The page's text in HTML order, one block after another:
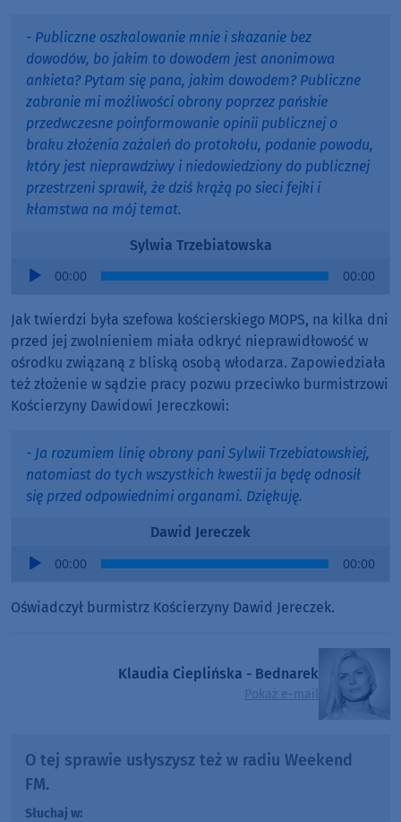
- Publiczne oszkalowanie mnie i skazanie bez
dowodów, bo jakim to dowodem jest anonimowa
ankieta? Pytam się pana, jakim dowodem? Publiczne
zabranie mi możliwości obrony poprzez pańskie
przedwczesne poinformowanie opinii publicznej o
braku złożenia zażaleń do protokołu, podanie powodu,
który jest nieprawdziwy i niedowiedziony do publicznej
przestrzeni sprawił, że dziś krążą po sieci fejki i
kłamstwa na mój temat.
Sylwia Trzebiatowska
Audio
00:00 00:00
Jak twierdzi była szefowa kościerskiego MOPS, na kilka dni
przed jej zwolnieniem miała odkryć nieprawidłowość w
ośrodku związaną z bliską osobą włodarza. Zapowiedziała
też złożenie w sądzie pracy pozwu przeciwko burmistrzowi
Kościerzyny Dawidowi Jereczkowi:
- Ja rozumiem linię obrony pani Sylwii Trzebiatowskiej,
natomiast do tych wszystkich kwestii ja będę odnosił
się przed odpowiednimi organami. Dziękuję.
Dawid Jereczek
Audio
00:00 00:00
Oświadczył burmistrz Kościerzyny Dawid Jereczek.
Klaudia Cieplińska - Bednarek
Pokaż e-mail
O tej sprawie usłyszysz też w radiu Weekend
FM.
Słuchaj w: